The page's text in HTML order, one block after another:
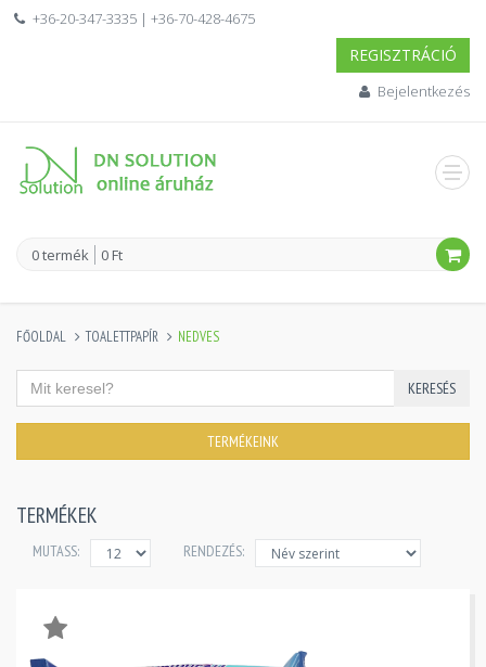
+36-20-347-3335 | +36-70-428-4675
REGISZTRÁCIÓ
Bejelentkezés
0 termék 0 Ft
FŐOLDAL TOALETTPAPÍR NEDVES
KERESÉS
TERMÉKEINK
TERMÉKEK
MUTASS: RENDEZÉS: